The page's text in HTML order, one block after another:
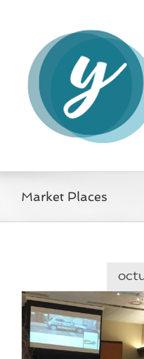
contenido
Market Places